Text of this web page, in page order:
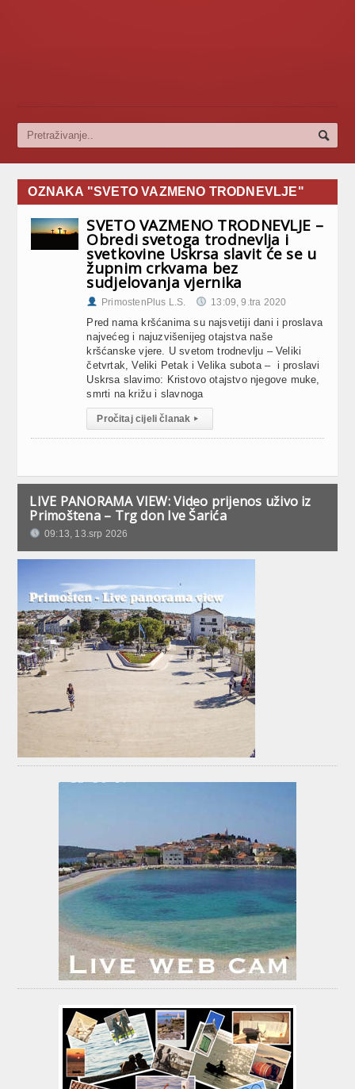
OZNAKA "SVETO VAZMENO TRODNEVLJE"
SVETO VAZMENO TRODNEVLJE –
Obredi svetoga trodnevlja i
svetkovine Uskrsa slavit će se u
župnim crkvama bez
sudjelovanja vjernika
PrimostenPlus L.S. 13:09, 9.tra 2020
Pred nama kršćanima su najsvetiji dani i proslava
najvećeg i najuzvišenijeg otajstva naše
kršćanske vjere. U svetom trodnevlju – Veliki
četvrtak, Veliki Petak i Velika subota – i proslavi
Uskrsa slavimo: Kristovo otajstvo njegove muke,
smrti na križu i slavnoga
Pročitaj cijeli članak ▸
LIVE PANORAMA VIEW: Video prijenos uživo iz
Primoštena – Trg don Ive Šarića
09:13, 13.srp 2026